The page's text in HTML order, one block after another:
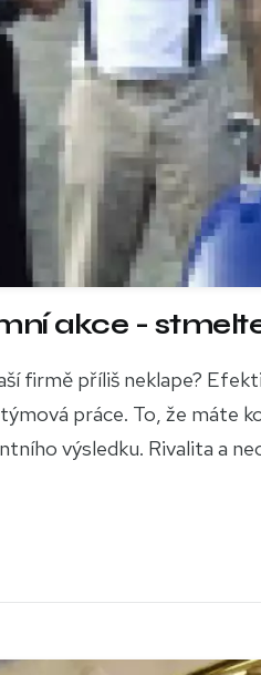
akce -
firmě příliš neklape?
práce. To, že máte
výsledku. Rivalita a